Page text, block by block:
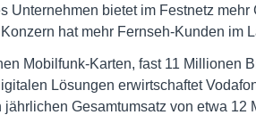
Unternehmen bietet im Festnetz
hat mehr Fernseh-Kunden im
Mobilfunk-Karten, fast 11 Millionen
Lösungen erwirtschaftet
jährlichen Gesamtumsatz von etwa 12